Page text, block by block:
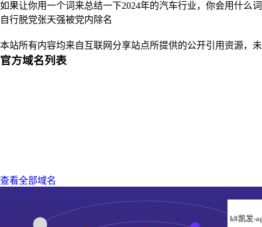
如果让你用一个词来总结一下2024年的汽车行业，你会用什么
自行脱党张天强被党内除名
本站所有内容均来自互联网分享站点所提供的公开引用资源，
官方域名列表
查看全部域名
k8凯发-